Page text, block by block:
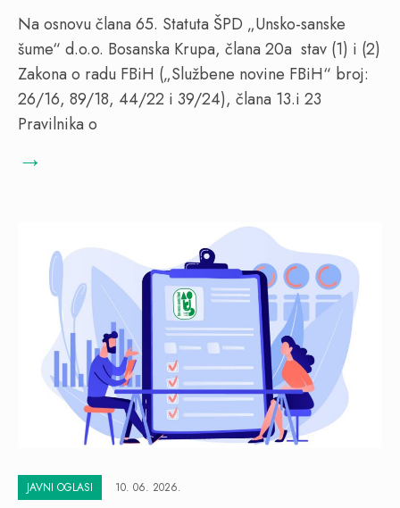
Na osnovu člana 65. Statuta ŠPD „Unsko-sanske
šume“ d.o.o. Bosanska Krupa, člana 20a stav (1) i (2)
Zakona o radu FBiH („Službene novine FBiH“ broj:
26/16, 89/18, 44/22 i 39/24), člana 13.i 23
Pravilnika o
→
JAVNI OGLASI 10. 06. 2026.